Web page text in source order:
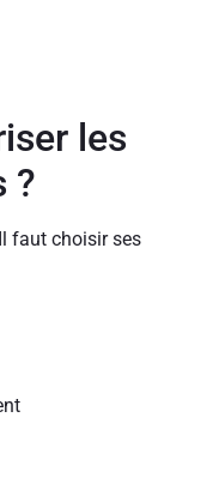
les
?
faut choisir ses